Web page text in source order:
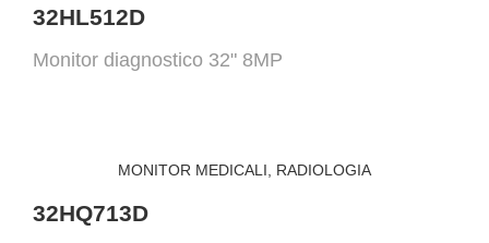
32HL512D
Monitor diagnostico 32" 8MP
MONITOR MEDICALI RADIOLOGIA
32HQ713D